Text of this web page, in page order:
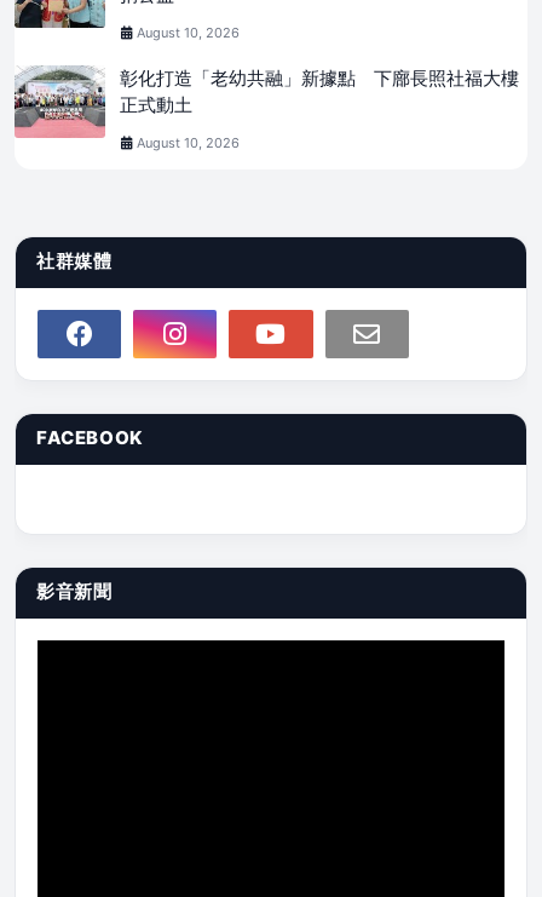
August 10, 2026
彰化打造「老幼共融」新據點 下廍長照社福大樓
正式動土
August 10, 2026
社群媒體
FACEBOOK
影音新聞